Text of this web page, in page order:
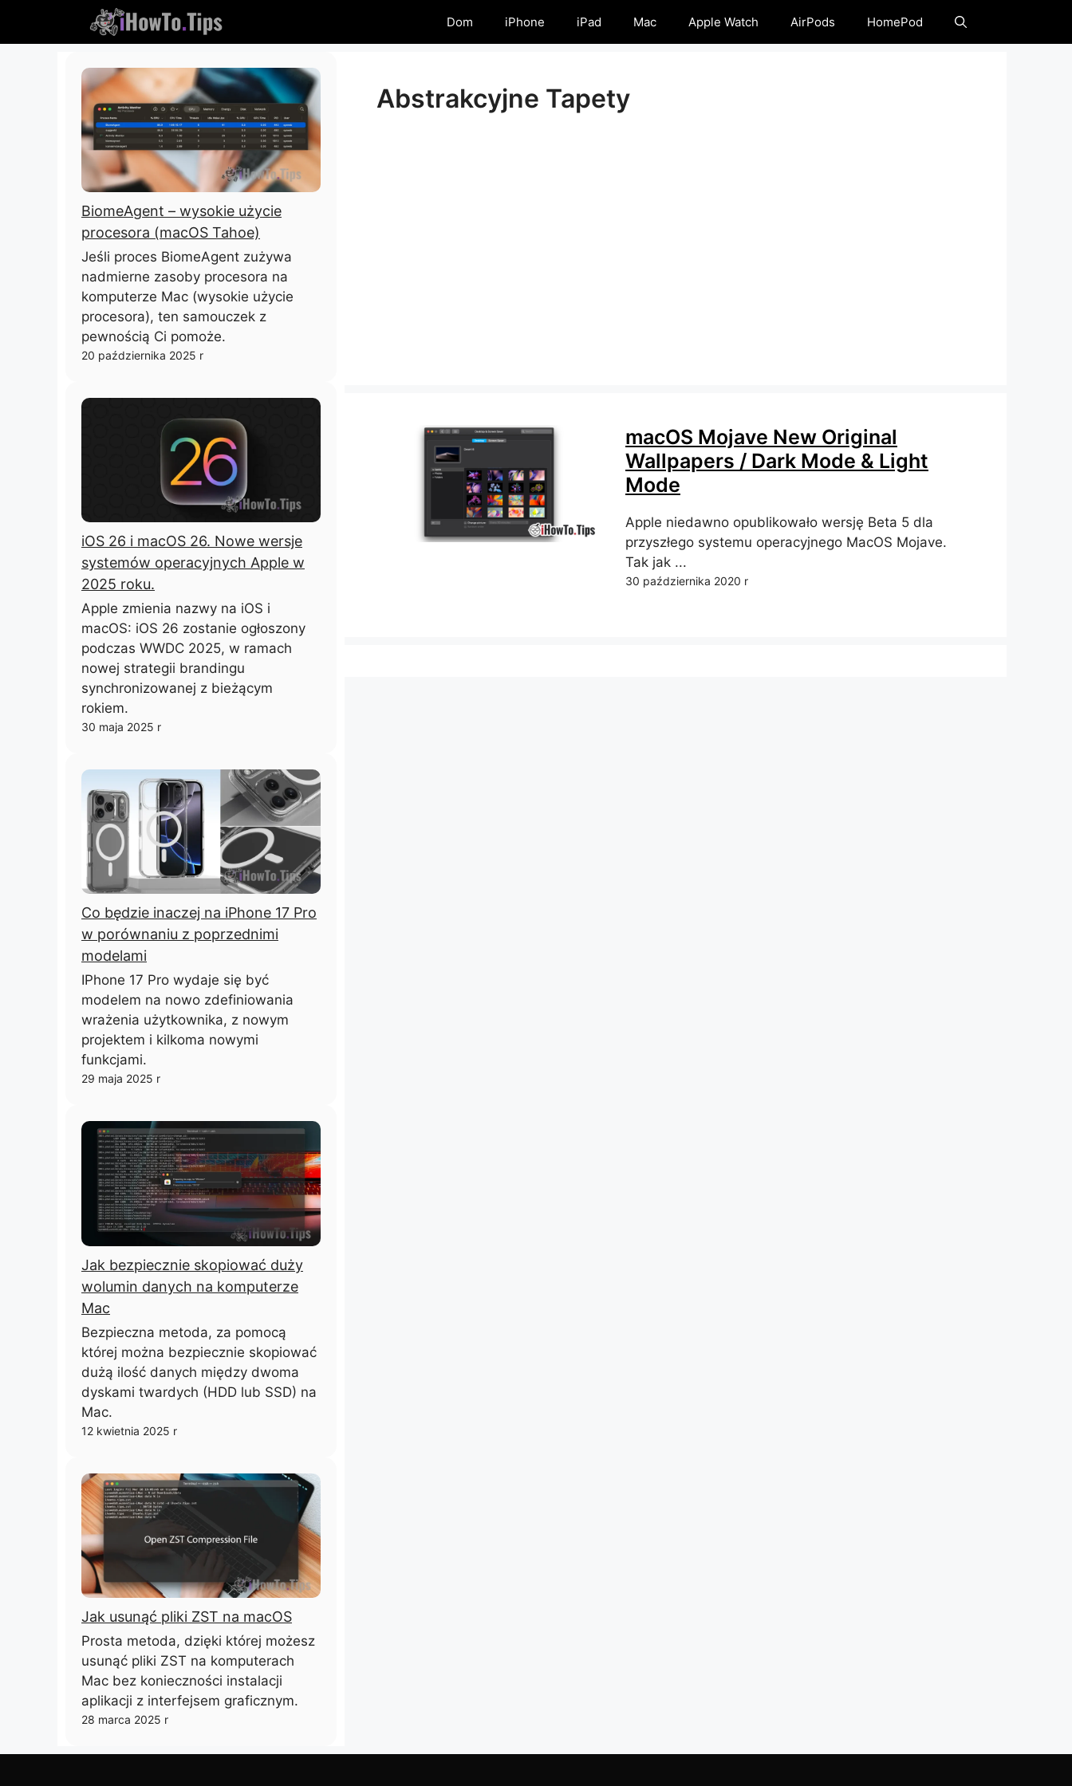
treści
Dom iPhone iPad Mac Apple Watch AirPods HomePod
Abstrakcyjne Tapety
macOS Mojave New Original
Wallpapers / Dark Mode & Light
Mode
Apple niedawno opublikowało wersję Beta 5 dla
przyszłego systemu operacyjnego MacOS Mojave.
Tak jak ...
30 października 2020 r
BiomeAgent – ​​wysokie użycie
procesora (macOS Tahoe)
Jeśli proces BiomeAgent zużywa
nadmierne zasoby procesora na
komputerze Mac (wysokie użycie
procesora), ten samouczek z
pewnością Ci pomoże.
20 października 2025 r
iOS 26 i macOS 26. Nowe wersje
systemów operacyjnych Apple w
2025 roku.
Apple zmienia nazwy na iOS i
macOS: iOS 26 zostanie ogłoszony
podczas WWDC 2025, w ramach
nowej strategii brandingu
synchronizowanej z bieżącym
rokiem.
30 maja 2025 r
Co będzie inaczej na iPhone 17 Pro
w porównaniu z poprzednimi
modelami
IPhone 17 Pro wydaje się być
modelem na nowo zdefiniowania
wrażenia użytkownika, z nowym
projektem i kilkoma nowymi
funkcjami.
29 maja 2025 r
Jak bezpiecznie skopiować duży
wolumin danych na komputerze
Mac
Bezpieczna metoda, za pomocą
której można bezpiecznie skopiować
dużą ilość danych między dwoma
dyskami twardych (HDD lub SSD) na
Mac.
12 kwietnia 2025 r
Jak usunąć pliki ZST na macOS
Prosta metoda, dzięki której możesz
usunąć pliki ZST na komputerach
Mac bez konieczności instalacji
aplikacji z interfejsem graficznym.
28 marca 2025 r